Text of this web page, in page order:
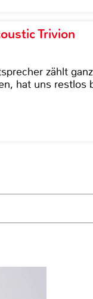
Trivion
zählt
hat uns restlos